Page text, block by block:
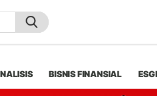
BISNIS FINANSIAL